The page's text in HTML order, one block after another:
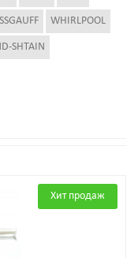
WHIRLPOOL
SHTAIN
Хит продаж